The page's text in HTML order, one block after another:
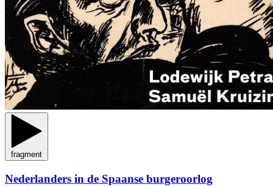
fragment
Nederlanders in de Spaanse burgeroorlog